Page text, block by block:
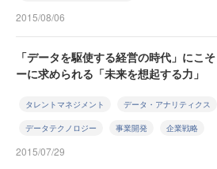
2015/08/06
「データを駆使する経営の時代」にこ
ーに求められる「未来を想起する力」
タレントマネジメント データ・アナリティクス
データテクノロジー 事業開発 企業戦略
2015/07/29